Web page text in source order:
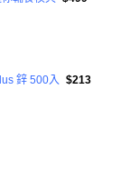
鋅 500入 $213